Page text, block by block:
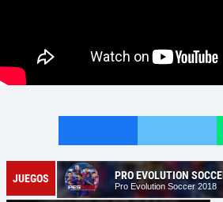
JUEGOS PRO EVOLUTION
Pro Evolution Soccer 2018